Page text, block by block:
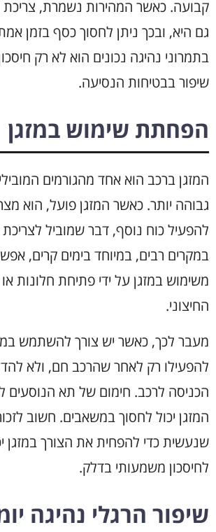
קבועה. כאשר המהירות נשמרת,
גם היא, ובכך ניתן לחסוך כסף בזמן
בתמרוני נהיגה נכונים הוא לא רק
שיפור בבטיחות הנסיעה.
הפחתת שימוש במזגן
המזגן ברכב הוא אחד מהגורמים
גבוהה יותר. כאשר המזגן פועל, הוא
להפעיל כוח נוסף, דבר שמוביל
במקרים רבים, במיוחד בימים קרים,
משימוש במזגן על ידי פתיחת חלונות או
החיצוני.
מעבר לכך, כאשר יש צורך להשתמש
להפעילו רק לאחר שהרכב חם, ולא
הכניסה לרכב. חימום של תא הנוסעים
המזגן יכול לחסוך במשאבים. חשוב
שנעשית כדי להפחית את הצורך במזגן
לחיסכון משמעותי בדלק.
שיפור הרגלי נהיגה